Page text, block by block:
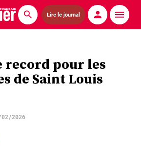
Lire le journal
ITB
record pour les
de Saint Louis
2026